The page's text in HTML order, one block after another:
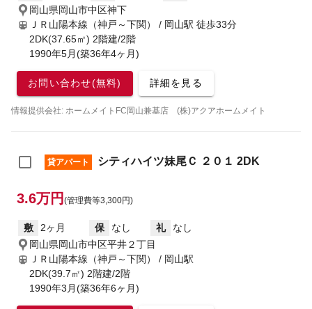
岡山県岡山市中区神下
ＪＲ山陽本線（神戸～下関） / 岡山駅 徒歩33分
2DK(37.65㎡) 2階建/2階
1990年5月(築36年4ヶ月)
お問い合わせ(無料) 詳細を見る
情報提供会社: ホームメイトFC岡山兼基店 (株)アクアホームメイト
貸アパート シティハイツ妹尾Ｃ ２０１ 2DK
3.6万円 (管理費等3,300円)
敷 2ヶ月 保 なし 礼
なし
岡山県岡山市中区平井２丁目
ＪＲ山陽本線（神戸～下関） / 岡山駅
2DK(39.7㎡) 2階建/2階
1990年3月(築36年6ヶ月)